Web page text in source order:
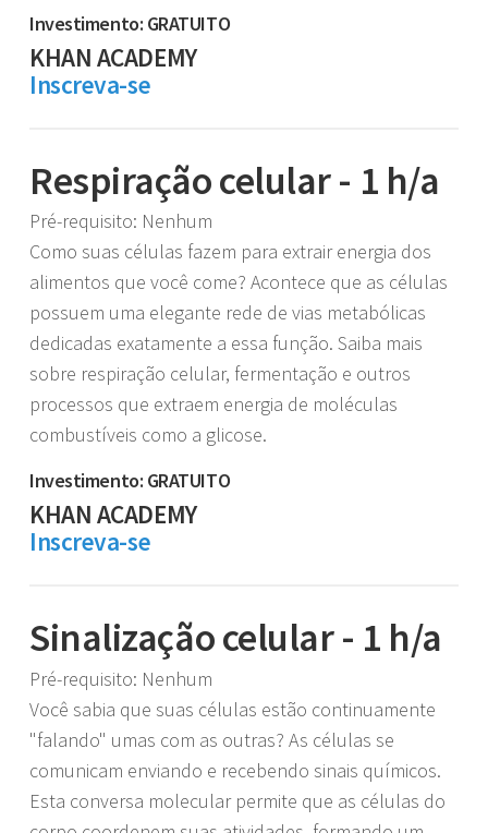
Investimento: GRATUITO
KHAN ACADEMY
Inscreva-se
Respiração celular - 1 h/a
Pré-requisito: Nenhum
Como suas células fazem para extrair energia dos
alimentos que você come? Acontece que as células
possuem uma elegante rede de vias metabólicas
dedicadas exatamente a essa função. Saiba mais
sobre respiração celular, fermentação e outros
processos que extraem energia de moléculas
combustíveis como a glicose.
Investimento: GRATUITO
KHAN ACADEMY
Inscreva-se
Sinalização celular - 1 h/a
Pré-requisito: Nenhum
Você sabia que suas células estão continuamente
"falando" umas com as outras? As células se
comunicam enviando e recebendo sinais químicos.
Esta conversa molecular permite que as células do